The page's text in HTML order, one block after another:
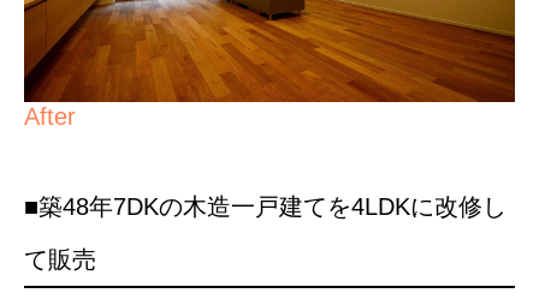
After
■築48年7DKの木造一戸建てを4LDKに改修し
て販売